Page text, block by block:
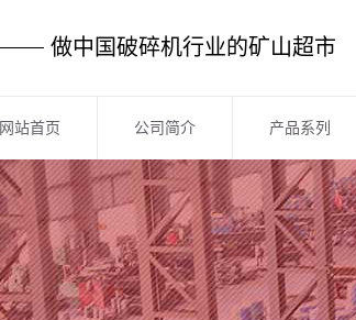
做中国破碎机行业的矿山超市
网站首页 公司简介
公司简介
企业文化
企业风采
企业资质
产品系列
破碎机系列
筛分系列
洗砂设备
制砂机系列